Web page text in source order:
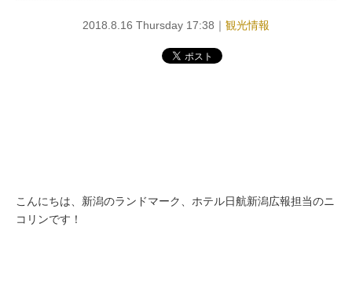
2018.8.16 Thursday 17:38｜ 観光情報
こんにちは、新潟のランドマーク、ホテル日航新潟広報担当のニ
コリンです！